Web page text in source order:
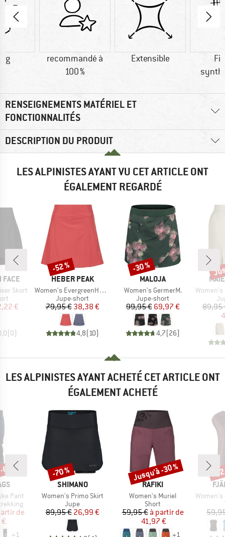
g
recommandé à
100 %
Extensible
RENSEIGNEMENTS MATÉRIEL ET
FONCTIONNALITÉS
DESCRIPTION DU PRODUIT
LES ALPINISTES AYANT VU CET ARTICLE ONT
ÉGALEMENT REGARDÉ
FACE
Skort
réduit
€
(0)
MARQUE
HEBER PEAK
Article
Women's EvergreenHe. Skort
Product group
Jupe-short
Prix
79,95 €Prix réduit
38,38 €
4,8( 10)
Remise
-52 %
MARQUE
MALOJA
Article
Women's GermerM.
Product group
Jupe-short
Prix
99,95 €Prix réduit
69,97 €
4,7(26)
Remise
-30 %
Article
Women's
89,95
LES ALPINISTES AYANT ACHETÉ CET ARTICLE ONT
ÉGALEMENT ACHETÉ
Pant
réduit
de
+1
%
MARQUE
SHIMANO
Article
Women's Primo Skirt
Product group
Jupe
Prix
89,95 €Prix réduit
26,99 €
Remise
-70 %
MARQUE
RAFIKI
Article
Women's Muriel
Product group
Short
Prix
59,95 € Prix réduit
à partir de
41,97 €
+1
Remise
Jusqu'à -30 %
Article
Women's
-